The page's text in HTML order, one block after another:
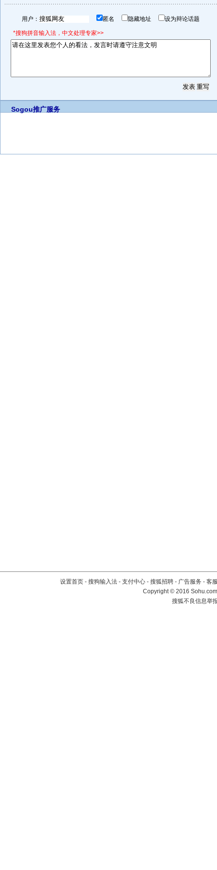
用户： 匿名 隐藏地址 设为辩论话题
*搜狗拼音输入法，中文处理专家>>
Sogou推广服务
设置首页 - 搜狗输入法 - 支付中心 - 搜狐招聘 - 广告服务 - 客
Copyright©2016
搜狐不良信息举